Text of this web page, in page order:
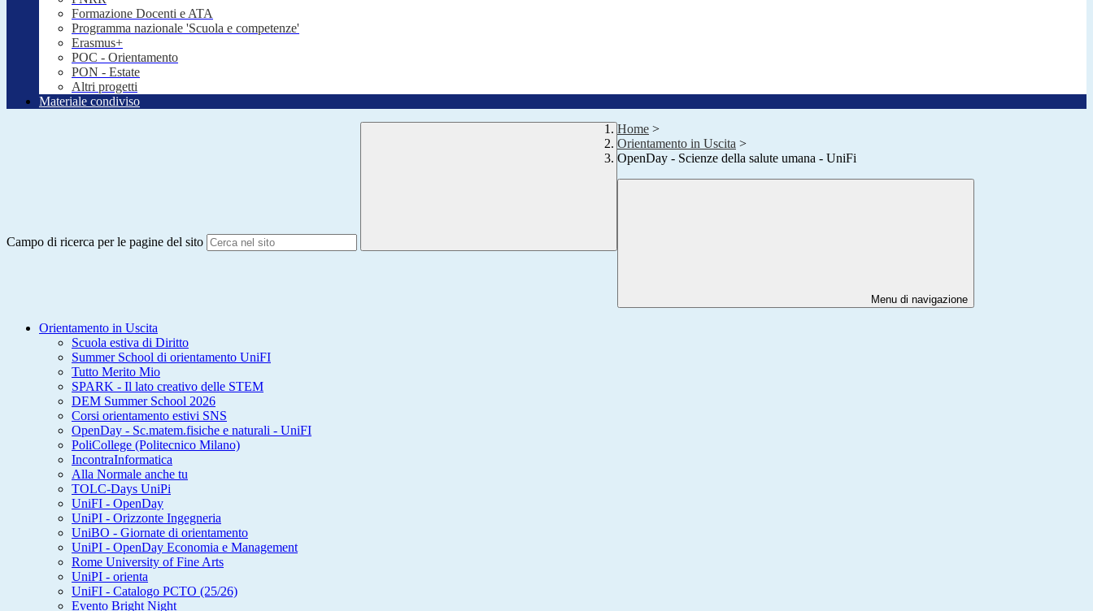
Formazione Docenti e ATA
Programma nazionale 'Scuola e competenze'
Erasmus+
POC - Orientamento
PON - Estate
Altri progetti
Materiale condiviso
Campo di ricerca per le pagine del sito
Home >
Orientamento in Uscita >
OpenDay - Scienze della salute umana - UniFi
Menu di navigazione
Orientamento in Uscita
Scuola estiva di Diritto
Summer School di orientamento UniFI
Tutto Merito Mio
SPARK - Il lato creativo delle STEM
DEM Summer School 2026
Corsi orientamento estivi SNS
OpenDay - Sc.matem.fisiche e naturali - UniFI
PoliCollege (Politecnico Milano)
IncontraInformatica
Alla Normale anche tu
TOLC-Days UniPi
UniFI - OpenDay
UniPI - Orizzonte Ingegneria
UniBO - Giornate di orientamento
UniPI - OpenDay Economia e Management
Rome University of Fine Arts
UniPI - orienta
UniFI - Catalogo PCTO (25/26)
Evento Bright Night